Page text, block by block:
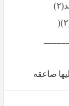
صاعقه